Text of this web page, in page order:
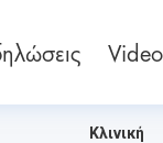
Κλινική